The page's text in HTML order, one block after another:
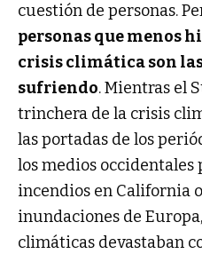
cuestión de personas.
personas que menos
crisis climática son
sufriendo. Mientras el
trinchera de la crisis
las portadas de los
los medios occidentales
incendios en California
inundaciones de
climáticas devastaban